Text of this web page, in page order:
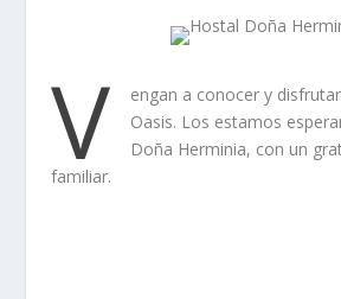
V
engan a conocer y
Oasis. Los estamos
Doña Herminia, con un
familiar.